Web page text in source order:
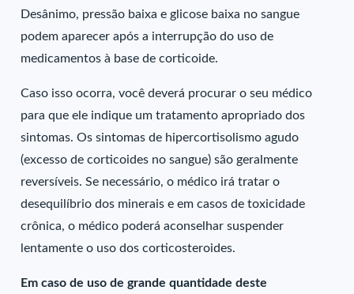
Desânimo, pressão baixa e glicose baixa no sangue
podem aparecer após a interrupção do uso de
medicamentos à base de corticoide.
Caso isso ocorra, você deverá procurar o seu médico
para que ele indique um tratamento apropriado dos
sintomas. Os sintomas de hipercortisolismo agudo
(excesso de corticoides no sangue) são geralmente
reversíveis. Se necessário, o médico irá tratar o
desequilíbrio dos minerais e em casos de toxicidade
crônica, o médico poderá aconselhar suspender
lentamente o uso dos corticosteroides.
Em caso de uso de grande quantidade deste